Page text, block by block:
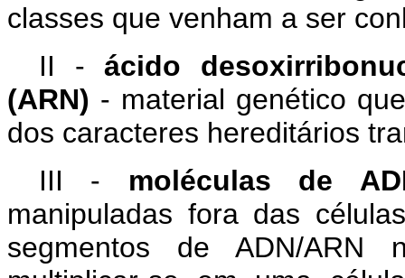
classes que venham a ser
II - ácido
(ARN) - material genético
dos caracteres hereditários
III - moléculas de
manipuladas fora das
segmentos de ADN/ARN